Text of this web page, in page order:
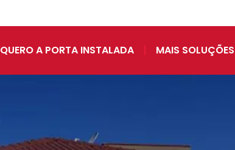
QUERO A PORTA INSTALADA MAIS SOLUÇÕES